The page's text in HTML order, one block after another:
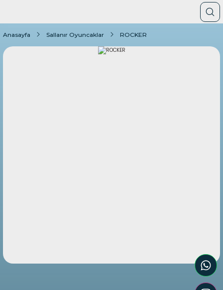
Anasayfa Sallanır Oyuncaklar ROCKER